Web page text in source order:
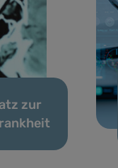
zur